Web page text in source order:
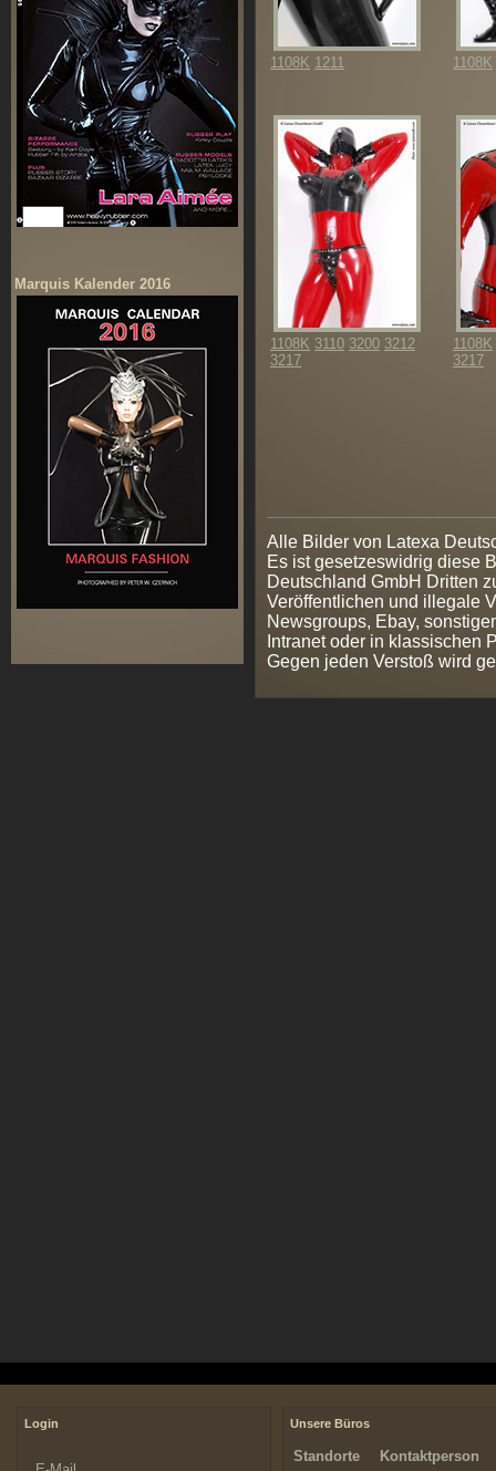
Marquis Kalender 2016
1108K 1211 1108K
1108K 3110 3200 3212
3217
1108K
3217
Alle Bilder von Latexa
Es ist gesetzeswidrig diese
Deutschland GmbH Dritten
Veröffentlichen und illegale
Newsgroups, Ebay,
Intranet oder in klassischen
Gegen jeden Verstoß wird
Login Unsere Büros
Standorte Kontaktperson